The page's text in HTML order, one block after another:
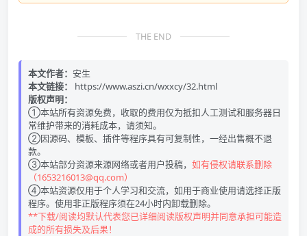
THE END
本文作者： 安生
本文链接：
https://www.aszi.cn/wxxcy/32.html
版权声明：
①本站所有资源免费，收取的费用仅为抵扣人工测试和服务器日
常维护带来的消耗成本，请须知。
②因源码、模板、插件等程序具有可复制性，一经出售概不退
款。
③本站部分资源来源网络或者用户投稿， 如有侵权请联系删除
（1653216013@qq.com）
④本站资源仅用于个人学习和交流，如用于商业使用请选择正版
程序。使用非正版程序须在24小时内卸载删除。
**下载/阅读均默认代表您已详细阅读版权声明并同意承担可能造
成的所有损失及后果！